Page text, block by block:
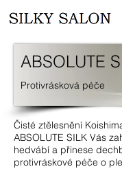
ABSOLUTE
Protivrásková péče
Čisté ztělesnění
ABSOLUTE SILK Vás
hedvábí a přinese
protivráskové péče o